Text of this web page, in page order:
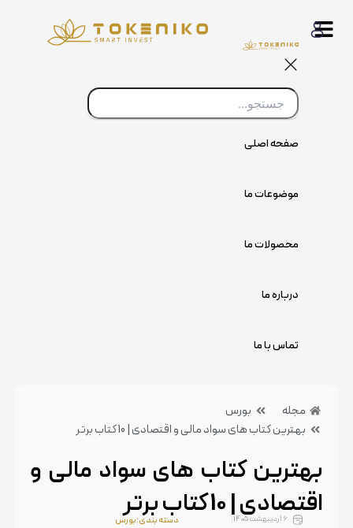
صفحه اصلی
موضوعات ما
محصولات ما
درباره ما
تماس با ما
مجله
بورس
بهترین کتاب های سواد مالی و اقتصادی | 10 کتاب برتر
بهترین کتاب های سواد مالی و
اقتصادی | 10 کتاب برتر
6 اردیبهشت 1405
دسته بندی:بورس